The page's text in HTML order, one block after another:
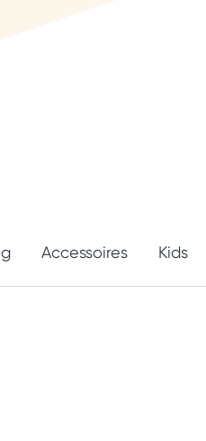
Accessoires Kids